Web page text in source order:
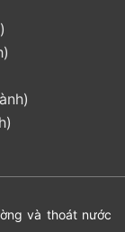
và thoát nước